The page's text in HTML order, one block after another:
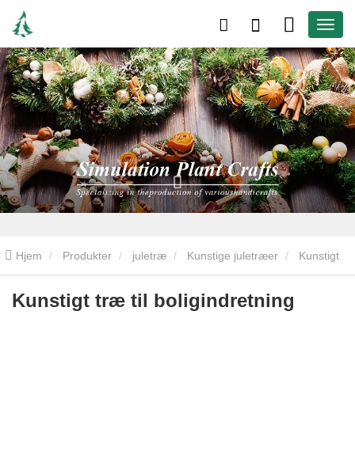
Hjem Produkter juletræ Kunstige juletræer
træ til boligindretning
Kunstigt træ til boligindretning